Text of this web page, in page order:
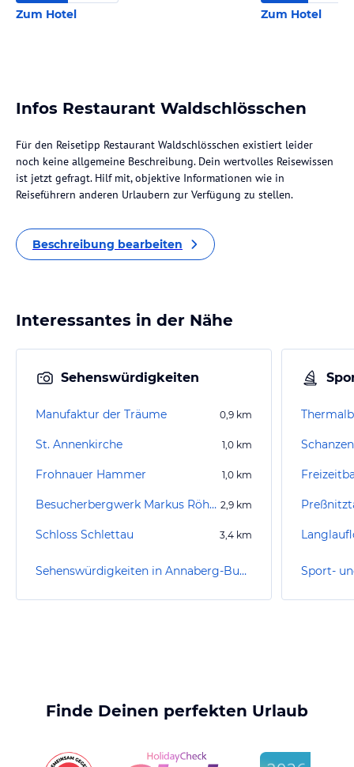
Zum Hotel Zum Hotel
Infos Restaurant Waldschlösschen
Für den Reisetipp Restaurant Waldschlösschen existiert leider
noch keine allgemeine Beschreibung. Dein wertvolles Reisewissen
ist jetzt gefragt. Hilf mit, objektive Informationen wie in
Reiseführern anderen Urlaubern zur Verfügung zu stellen.
Beschreibung bearbeiten
Interessantes in der Nähe
Sehenswürdigkeiten
Manufaktur der Träume 0,9 km
St. Annenkirche 1,0 km
Frohnauer Hammer 1,0 km
Besucherbergwerk Markus Röhling Stolln 2,9 km
Schloss Schlettau 3,4 km
Sehenswürdigkeiten in Annaberg-Buchholz
Finde Deinen perfekten Urlaub